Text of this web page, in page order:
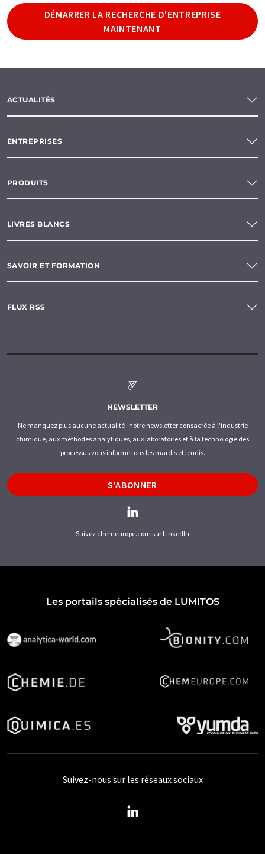
DÉMARRER LA RECHERCHE D'ENTREPRISE
MAINTENANT
ACTUALITÉS
ENTREPRISES
PRODUITS
LIVRES BLANCS
SAVOIR ET FORMATION
FLUX RSS
NEWSLETTER
Ne manquez plus aucune actualité : notre newsletter consacrée à l'industrie
chimique, aux méthodes analytiques, aux laboratoires et à la technologie des
processus vous informe tous les mardis et jeudis.
S'ABONNER
Suivez chemeurope.com sur LinkedIn
Les portails spécialisés de LUMITOS
Suivez-nous sur les réseaux sociaux